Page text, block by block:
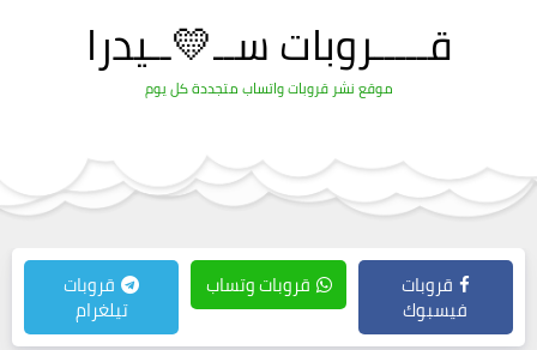
قـــــروبات ســ💛ــيدرا
موقع نشر قروبات واتساب متجددة كل يوم
قروبات
فيسبوك
قروبات وتساب قروبات
تيلغرام